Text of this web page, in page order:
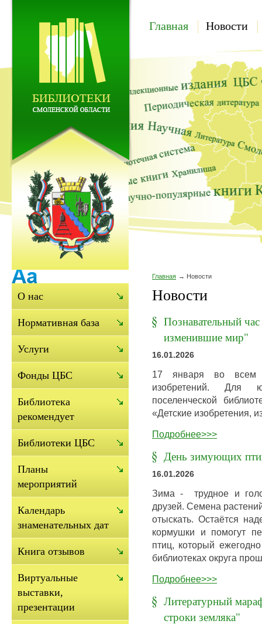
Главная Новости
Главная Новости
Новости
Познавательный
изменившие мир"
16.01.2026
17 января во всем
изобретений. Для
поселенческой
«Детские изобретения,
Подробнее>>>
День зимующих
16.01.2026
Зима - трудное и
друзей. Семена
отыскать. Остаётся
кормушки и помогут
птиц, который
библиотеках округа
Подробнее>>>
Литературный
строки земляка"
О нас
Нормативная база
Услуги
Фонды ЦБС
Библиотека
рекомендует
Библиотеки ЦБС
Планы
мероприятий
Календарь
знаменательных дат
Книга отзывов
Виртуальные
выставки,
презентации